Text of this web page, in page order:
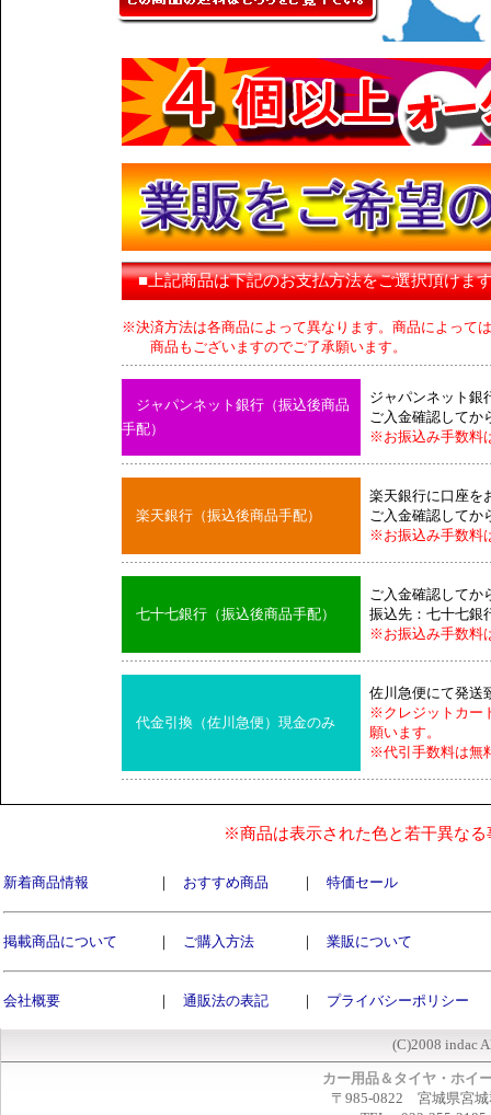
■上記商品は下記のお支払方法をご選択頂けま
※決済方法は各商品によって異なります。商品によって
商品もございますのでご了承願います。
ジャパンネット銀行（振込後商品
手配）
ジャパンネット銀
ご入金確認してか
※お振込み手数料
楽天銀行（振込後商品手配）
楽天銀行に口座を
ご入金確認してか
※お振込み手数料
七十七銀行（振込後商品手配）
ご入金確認してか
振込先：七十七銀
※お振込み手数料
代金引換（佐川急便）現金のみ
佐川急便にて発送
※クレジットカー
願います。
※代引手数料は無
※商品は表示された色と若干異な
新着商品情報 ｜ おすすめ商品 ｜ 特価セール
掲載商品について ｜ ご購入方法 ｜ 業販について
会社概要 ｜ 通販法の表記 ｜ プライバシーポリシー
(C)2008 indac
カー用品＆タイヤ・ホイ
〒985-0822 宮城県宮城